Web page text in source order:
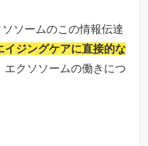
ソームのこの情報伝達
イジングケアに直接的な
エクソソームの働きにつ